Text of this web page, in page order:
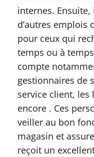
internes.
d’autres emplois
pour ceux qui
temps ou à
compte
gestionnaires de
service client, les
encore . Ces
veiller au bon
magasin et
reçoit un